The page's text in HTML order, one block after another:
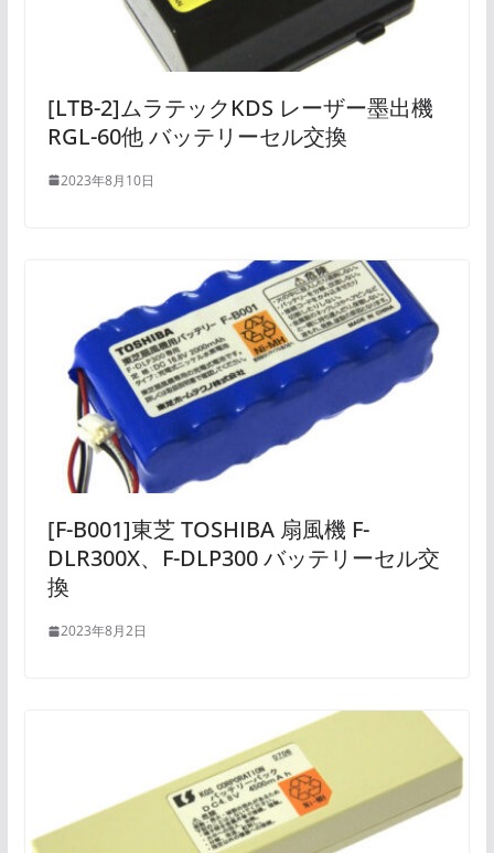
[LTB-2]ムラテックKDS レーザー墨出機
RGL-60他 バッテリーセル交換
2023年8月10日
[F-B001]東芝 TOSHIBA 扇風機 F-
DLR300X、F-DLP300 バッテリーセル交
換
2023年8月2日